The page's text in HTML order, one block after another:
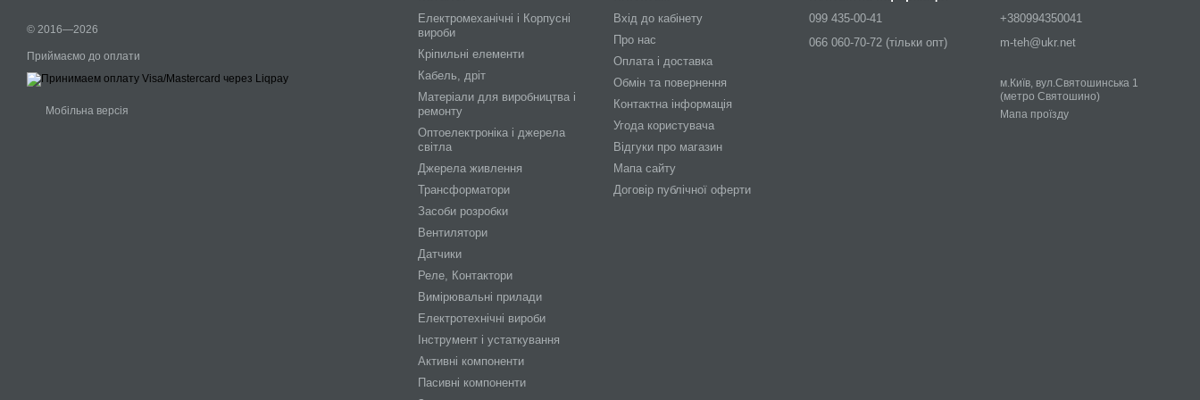
© 2016—2026
Приймаємо до оплати
Мобільна версія
Електромеханічні і Корпусні
вироби
Кріпильні елементи
Кабель, дріт
Матеріали для виробництва і
ремонту
Оптоелектроніка і джерела
світла
Джерела живлення
Трансформатори
Засоби розробки
Вентилятори
Датчики
Реле, Контактори
Вимірювальні прилади
Електротехнічні вироби
Інструмент і устаткування
Активні компоненти
Пасивні компоненти
Вхід до кабінету
Про нас
Оплата і доставка
Обмін та повернення
Контактна інформація
Угода користувача
Відгуки про магазин
Мапа сайту
Договір публічної оферти
099 435-00-41
066 060-70-72 (тільки опт)
+380994350041
m-teh@ukr.net
м.Київ, вул.Святошинська 1
(метро Святошино)
Мапа проїзду